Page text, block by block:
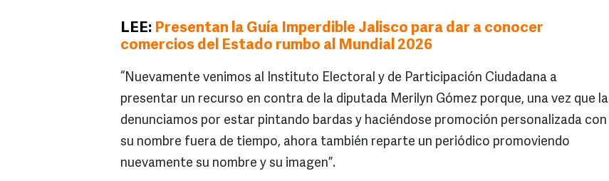
LEE: Presentan la Guía Imperdible Jalisco para dar a conocer
comercios del Estado rumbo al Mundial 2026
“Nuevamente venimos al Instituto Electoral y de Participación Ciudadana a
presentar un recurso en contra de la diputada Merilyn Gómez porque, una vez que la
denunciamos por estar pintando bardas y haciéndose promoción personalizada con
su nombre fuera de tiempo, ahora también reparte un periódico promoviendo
nuevamente su nombre y su imagen”.